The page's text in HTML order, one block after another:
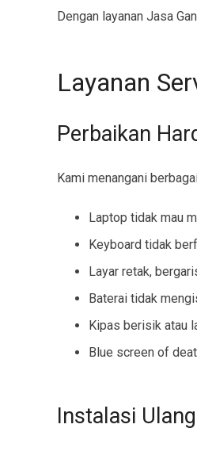
Dengan layanan Jasa
Layanan
Perbaikan
Kami menangani
Laptop tidak mau
Keyboard tidak
Layar retak,
Baterai tidak
Kipas berisik atau
Blue screen of
Instalasi